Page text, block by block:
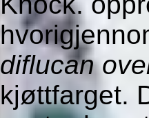
diflucan
kjøttfarget.